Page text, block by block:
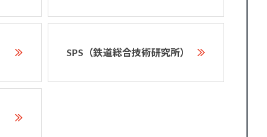
SPS（鉄道総合技術研究所）